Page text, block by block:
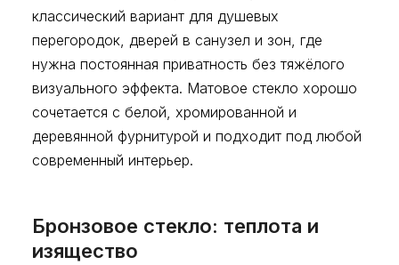
классический вариант для душевых
перегородок, дверей в санузел и зон, где
нужна постоянная приватность без тяжёлого
визуального эффекта. Матовое стекло хорошо
сочетается с белой, хромированной и
деревянной фурнитурой и подходит под любой
современный интерьер.
Бронзовое стекло: теплота и
изящество